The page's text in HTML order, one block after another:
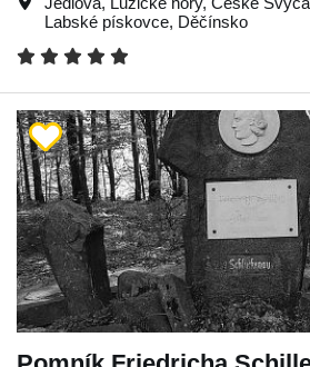
Labské pískovce, Děčínsko